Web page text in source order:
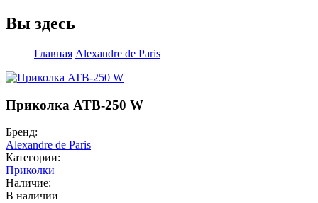
Вы здесь
Главная Alexandre de Paris
Приколка ATB-250 W
Бренд:
Alexandre de Paris
Категории:
Приколки
Наличие:
В наличии